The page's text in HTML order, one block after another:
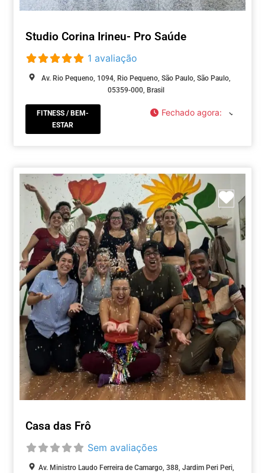
Studio Corina Irineu- Pro Saúde
1 avaliação
Av. Rio Pequeno, 1094, Rio Pequeno, São Paulo, São Paulo,
05359-000, Brasil
FITNESS / BEM-
ESTAR
Fechado agora:
Casa das Frô
Sem avaliações
Av. Ministro Laudo Ferreira de Camargo, 388, Jardim Peri Peri,